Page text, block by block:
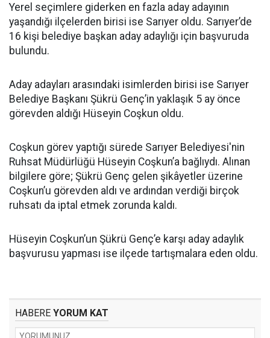
Yerel seçimlere giderken en fazla aday adayının
yaşandığı ilçelerden birisi ise Sarıyer oldu. Sarıyer’de
16 kişi belediye başkan aday adaylığı için başvuruda
bulundu.
Aday adayları arasındaki isimlerden birisi ise Sarıyer
Belediye Başkanı Şükrü Genç’in yaklaşık 5 ay önce
görevden aldığı Hüseyin Coşkun oldu.
Coşkun görev yaptığı sürede Sarıyer Belediyesi'nin
Ruhsat Müdürlüğü Hüseyin Coşkun’a bağlıydı. Alınan
bilgilere göre; Şükrü Genç gelen şikâyetler üzerine
Coşkun’u görevden aldı ve ardından verdiği birçok
ruhsatı da iptal etmek zorunda kaldı.
Hüseyin Coşkun’un Şükrü Genç’e karşı aday adaylık
başvurusu yapması ise ilçede tartışmalara eden oldu.
HABERE YORUM KAT